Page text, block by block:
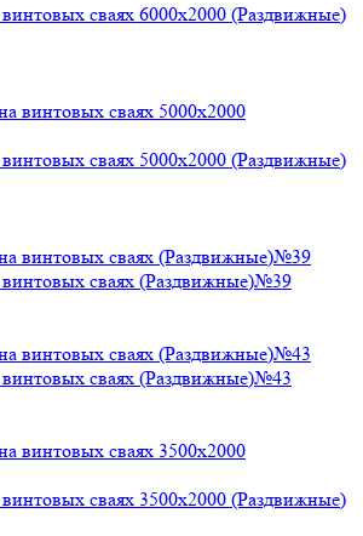
сваях 6000x2000 (Раздвижные)
сваях 5000x2000 (Раздвижные)
сваях (Раздвижные)№39
сваях (Раздвижные)№43
сваях 3500x2000 (Раздвижные)